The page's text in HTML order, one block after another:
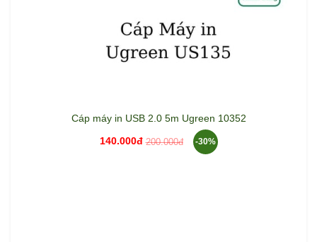
Cáp máy in USB 2.0 5m Ugreen 10352
140.000đ 200.000đ -30%